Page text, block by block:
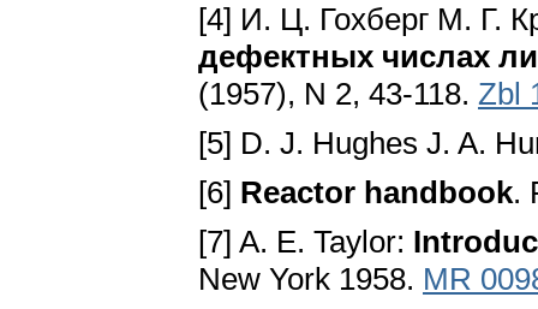
[4] И. Ц. Гохберг M. Г.
дефектных числах
(1957), N 2, 43-118. Zbl
[5] D. J. Hughes J. A.
[6] Reactor handbook.
[7] A. E. Taylor:
New York 1958. MR